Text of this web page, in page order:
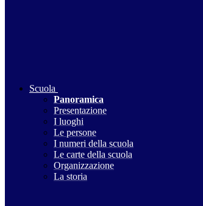
Scuola
Panoramica
Presentazione
I luoghi
Le persone
I numeri della scuola
Le carte della scuola
Organizzazione
La storia